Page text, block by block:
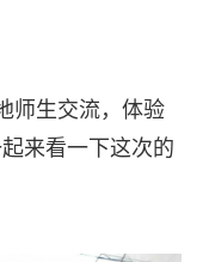
师生交流，体验
来看一下这次的